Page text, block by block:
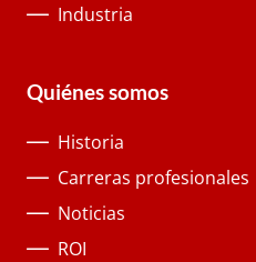
Industria
Quiénes somos
Historia
Carreras profesionales
Noticias
ROI